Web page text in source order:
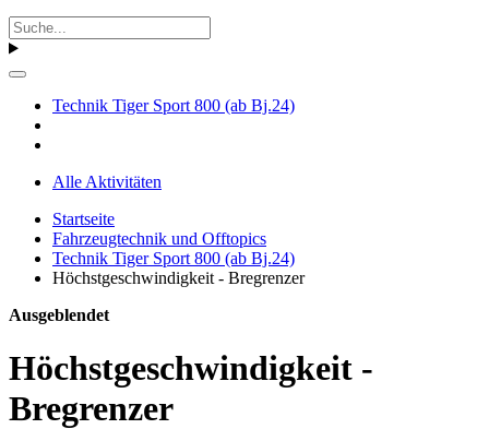
Technik Tiger Sport 800 (ab Bj.24)
Alle Aktivitäten
Startseite
Fahrzeugtechnik und Offtopics
Technik Tiger Sport 800 (ab Bj.24)
Höchstgeschwindigkeit - Bregrenzer
Ausgeblendet
Höchstgeschwindigkeit -
Bregrenzer